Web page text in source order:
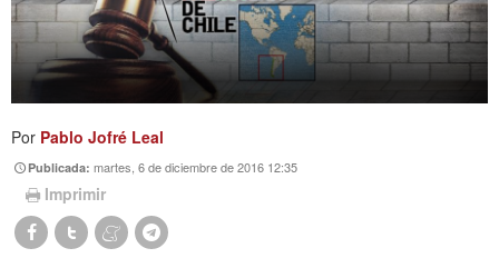
Por Pablo Jofré Leal
Publicada:martes, 6 de diciembre de 2016 12:35
Imprimir